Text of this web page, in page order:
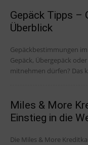
Gepäck Tipps –
Überblick
Gepäckbestimmungen
Gepäck, Übergepäck
mitnehmen dürfen? Das
Miles & More
Einstieg in die
Die Miles & More